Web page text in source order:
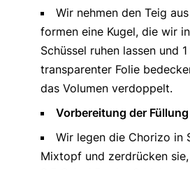
Wir nehmen den Teig
formen eine Kugel, die wir
Schüssel ruhen lassen und
transparenter Folie
das Volumen verdoppelt.
Vorbereitung der Füllung
Wir legen die Chorizo in
Mixtopf und zerdrücken